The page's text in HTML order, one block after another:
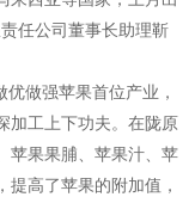
任公司董事长助理靳
做强苹果首位产业，
加工上下功夫。在陇原
苹果果脯、苹果汁、苹
高了苹果的附加值，